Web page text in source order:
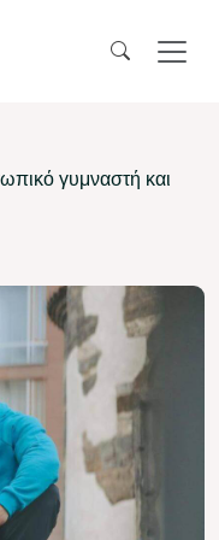
γυμναστή και